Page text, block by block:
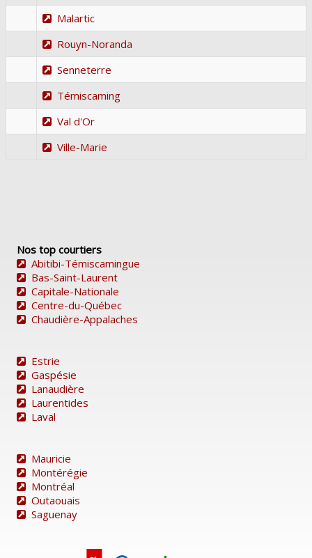
Malartic
Rouyn-Noranda
Senneterre
Témiscaming
Val d'Or
Ville-Marie
Nos top courtiers
Abitibi-Témiscamingue
Bas-Saint-Laurent
Capitale-Nationale
Centre-du-Québec
Chaudière-Appalaches
Estrie
Gaspésie
Lanaudière
Laurentides
Laval
Mauricie
Montérégie
Montréal
Outaouais
Saguenay